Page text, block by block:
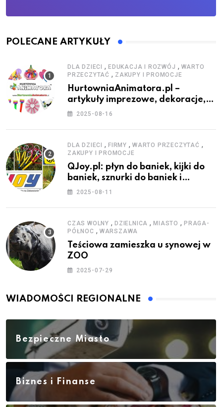
POLECANE ARTYKUŁY
DLA DZIECI , EDUKACJA I ROZWÓJ , WARTO
PRZECZYTAĆ , ZAKUPY I PROMOCJE
HurtowniaAnimatora.pl –
artykuły imprezowe, dekoracje,
stroje i akcesoria dla animatorów
2025-08-16
DLA DZIECI , FIRMY , WARTO PRZECZYTAĆ ,
ZAKUPY I PROMOCJE
QJoy.pl: płyn do baniek, kijki do
baniek, sznurki do baniek i
zestawy do baniek
2025-08-11
CZAS WOLNY , DZIELNICA ,MIASTO ,PRAGA-
PÓŁNOC , WARSZAWA
Teściowa zamieszka u synowej w
ZOO
2025-07-29
WIADOMOŚCI REGIONALNE
Bezpieczne Miasto
Biznes i Finanse